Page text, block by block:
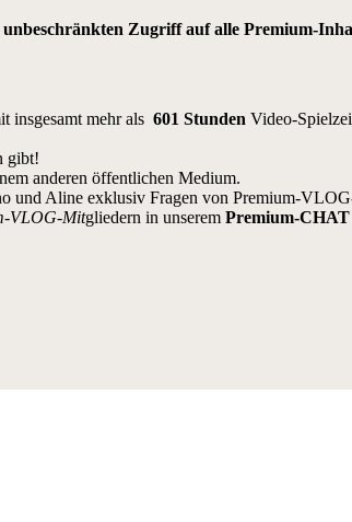
Zugriff auf alle Premium-
insgesamt mehr als 601 Stunden Video-
gibt!
anderen öffentlichen Medium.
und Aline exklusiv Fragen von Premium-
VLOG-Mitgliedern in unserem Premium-CHAT